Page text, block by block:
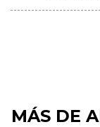
MÁS DE